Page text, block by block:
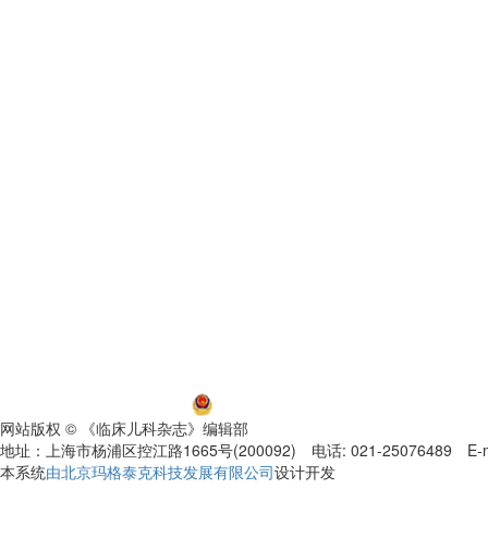
网站版权 © 《临床儿科杂志》编辑部
地址：上海市杨浦区控江路1665号(200092) 电话: 021-25076489 E-
本系统由北京玛格泰克科技发展有限公司设计开发